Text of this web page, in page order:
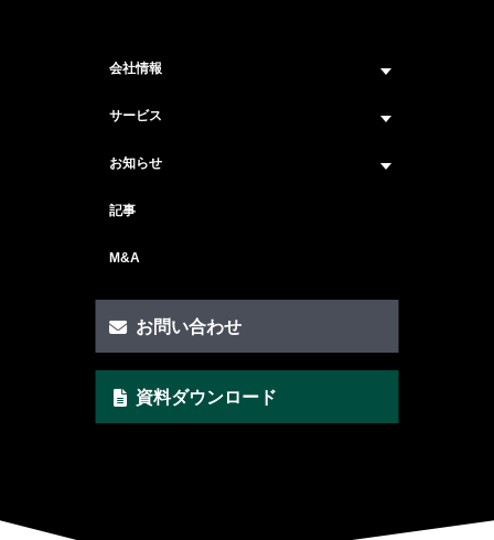
会社情報
企業情報トップ
サービス
サービス紹介 トップ
セキュリティ顧問サービス
脆弱性診断サービス
AI Securityサービス
お知らせ
ニュース トップ
記事
M&A
お問い合わせ
資料ダウンロード